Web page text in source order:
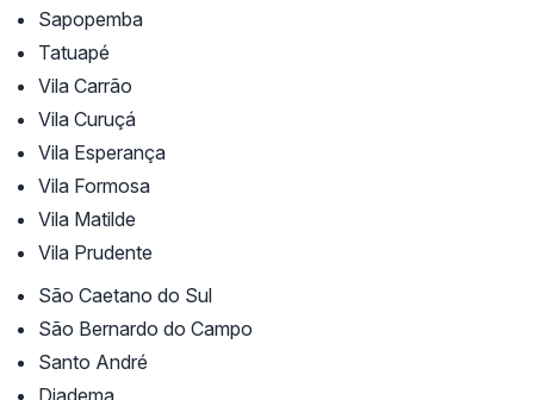
Sapopemba
Tatuapé
Vila Carrão
Vila Curuçá
Vila Esperança
Vila Formosa
Vila Matilde
Vila Prudente
São Caetano do Sul
São Bernardo do Campo
Santo André